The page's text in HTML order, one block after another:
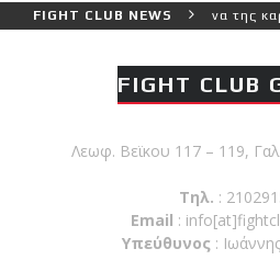
FIGHT CLUB NEWS
και πιο δύσκολο αγώνα της
FIGHT CLUB
Λεωφ. Βεϊκου 117 – 119,
Τηλ. :
Email :
Υπεύθυνος :